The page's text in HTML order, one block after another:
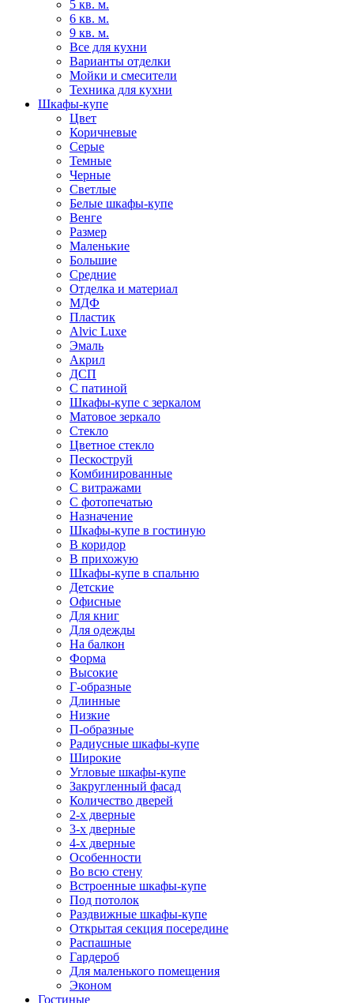
5 кв. м.
6 кв. м.
9 кв. м.
Все для кухни
Варианты отделки
Мойки и смесители
Техника для кухни
Шкафы-купе
Цвет
Коричневые
Серые
Темные
Черные
Светлые
Белые шкафы-купе
Венге
Размер
Маленькие
Большие
Средние
Отделка и материал
МДФ
Пластик
Alvic Luxe
Эмаль
Акрил
ДСП
С патиной
Шкафы-купе с зеркалом
Матовое зеркало
Стекло
Цветное стекло
Пескоструй
Комбинированные
С витражами
С фотопечатью
Назначение
Шкафы-купе в гостиную
В коридор
В прихожую
Шкафы-купе в спальню
Детские
Офисные
Для книг
Для одежды
На балкон
Форма
Высокие
Г-образные
Длинные
Низкие
П-образные
Радиусные шкафы-купе
Широкие
Угловые шкафы-купе
Закругленный фасад
Количество дверей
2-х дверные
3-х дверные
4-х дверные
Особенности
Во всю стену
Встроенные шкафы-купе
Под потолок
Раздвижные шкафы-купе
Открытая секция посередине
Распашные
Гардероб
Для маленького помещения
Эконом
Гостиные